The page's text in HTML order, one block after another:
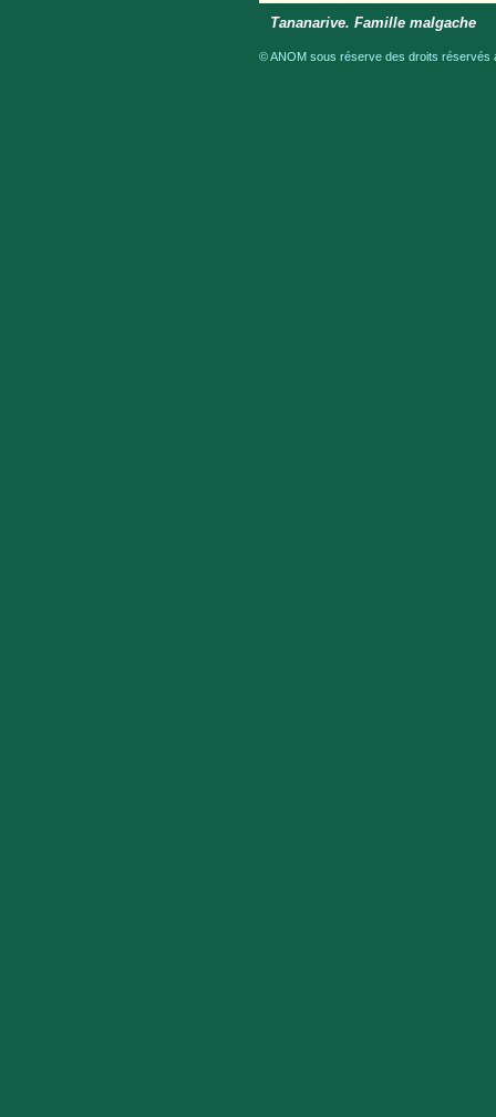
Tananarive. Famille malgache
© ANOM sous réserve des droits réservés